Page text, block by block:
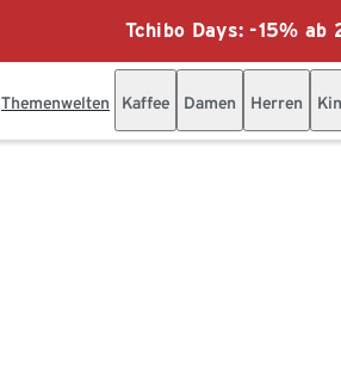
Tchibo Days: -15%
Themenwelten Kaffee Damen Herren